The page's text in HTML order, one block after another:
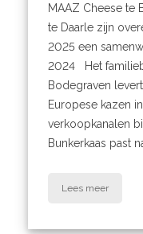
MAAZ Cheese te
te Daarle zijn
2025 een
2024 Het
Bodegraven
Europese kazen
verkoopkanalen
Bunkerkaas past
Lees meer